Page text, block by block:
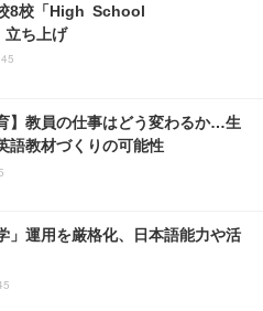
8校「High School
ち上げ
】教員の仕事はどう変わるか…生
語教材づくりの可能性
」運用を厳格化、日本語能力や活